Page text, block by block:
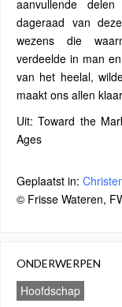
aanvullende
dageraad van
wezens die
verdeelde in man
van het heelal,
maakt ons allen
Uit: Toward the
Ages
Geplaatst in:
© Frisse Wateren,
ONDERWERPEN
Hoofdschap